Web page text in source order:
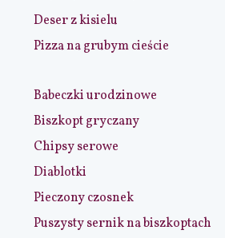
Deser z kisielu
Pizza na grubym cieście
Babeczki urodzinowe
Biszkopt gryczany
Chipsy serowe
Diablotki
Pieczony czosnek
Puszysty sernik na biszkoptach